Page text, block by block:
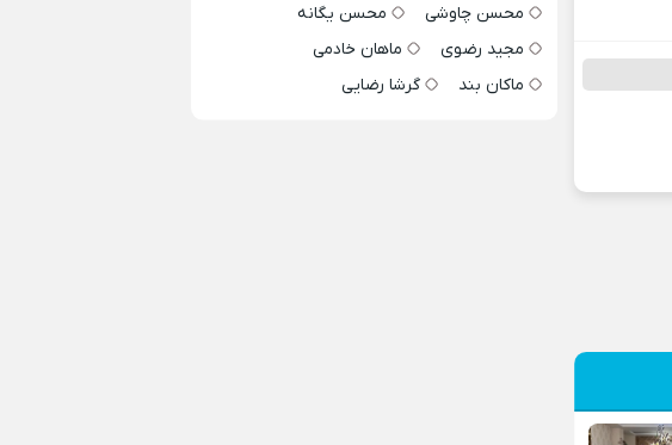
محسن چاوشی
محسن یگانه
مجید رضوی
ماهان خادمی
ماکان بند
گرشا رضایی